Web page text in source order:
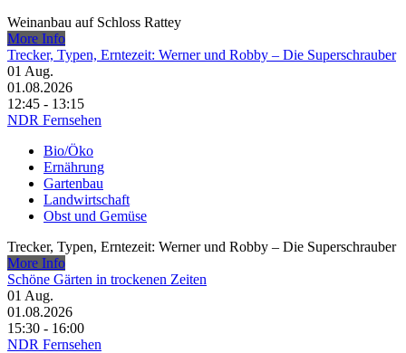
Weinanbau auf Schloss Rattey
More Info
Trecker, Typen, Erntezeit: Werner und Robby – Die Superschrauber
01 Aug.
01.08.2026
12:45 - 13:15
NDR Fernsehen
Bio/Öko
Ernährung
Gartenbau
Landwirtschaft
Obst und Gemüse
Trecker, Typen, Erntezeit: Werner und Robby – Die Superschrauber
More Info
Schöne Gärten in trockenen Zeiten
01 Aug.
01.08.2026
15:30 - 16:00
NDR Fernsehen